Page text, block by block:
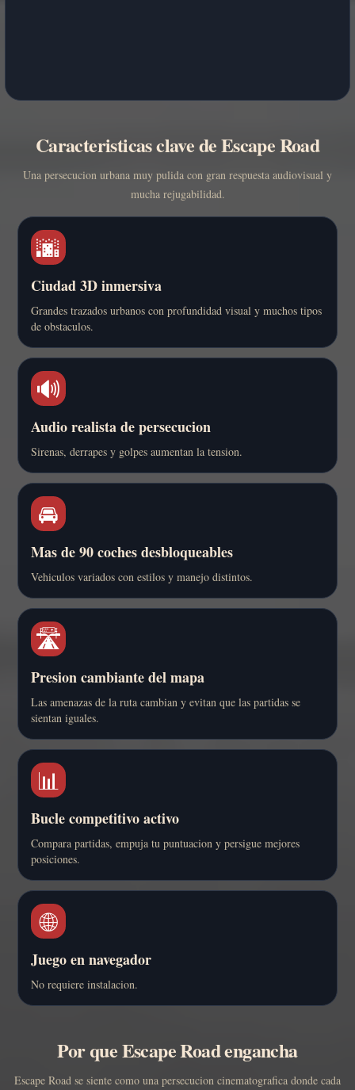
Caracteristicas clave de Escape Road
Una persecucion urbana muy pulida con gran respuesta audiovisual y
mucha rejugabilidad.
🌆
Ciudad 3D inmersiva
Grandes trazados urbanos con profundidad visual y muchos tipos
de obstaculos.
🔊
Audio realista de persecucion
Sirenas, derrapes y golpes aumentan la tension.
🚘
Mas de 90 coches desbloqueables
Vehiculos variados con estilos y manejo distintos.
🛣️
Presion cambiante del mapa
Las amenazas de la ruta cambian y evitan que las partidas se
sientan iguales.
📊
Bucle competitivo activo
Compara partidas, empuja tu puntuacion y persigue mejores
posiciones.
🌐
Juego en navegador
No requiere instalacion.
Por que Escape Road engancha
Escape Road se siente como una persecucion cinematografica donde cada